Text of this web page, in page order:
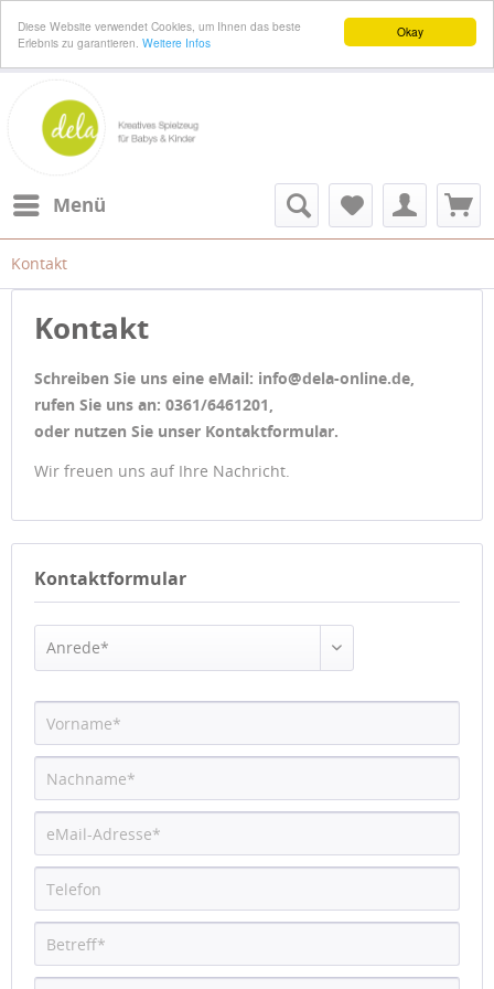
Okay
Diese Website verwendet Cookies, um Ihnen das beste
Erlebnis zu garantieren. Weitere Infos
Menü
Kontakt
Kontakt
Schreiben Sie uns eine eMail: info@dela-online.de,
rufen Sie uns an: 0361/6461201,
oder nutzen Sie unser Kontaktformular.
Wir freuen uns auf Ihre Nachricht.
Kontaktformular
Anrede*